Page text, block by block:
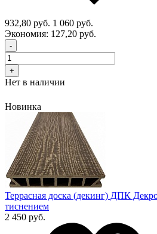
932,80 руб. 1 060 руб.
Экономия: 127,20 руб.
-
+
Нет в наличии
Новинка
Террасная доска (декинг) ДПК
тиснением
2 450 руб.